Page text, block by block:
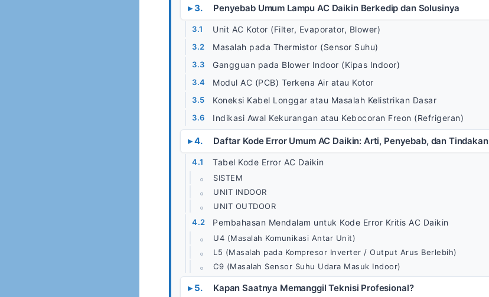
Penyebab Umum Lampu AC Daikin Berkedip dan Solusinya
Unit AC Kotor (Filter, Evaporator, Blower)
Masalah pada Thermistor (Sensor Suhu)
Gangguan pada Blower Indoor (Kipas Indoor)
Modul AC (PCB) Terkena Air atau Kotor
Koneksi Kabel Longgar atau Masalah Kelistrikan Dasar
Indikasi Awal Kekurangan atau Kebocoran Freon (Refrigeran)
Daftar Kode Error Umum AC Daikin: Arti, Penyebab, dan Tindakan
Tabel Kode Error AC Daikin
SISTEM
UNIT INDOOR
UNIT OUTDOOR
Pembahasan Mendalam untuk Kode Error Kritis AC Daikin
U4 (Masalah Komunikasi Antar Unit)
L5 (Masalah pada Kompresor Inverter / Output Arus Berlebih)
C9 (Masalah Sensor Suhu Udara Masuk Indoor)
Kapan Saatnya Memanggil Teknisi Profesional?